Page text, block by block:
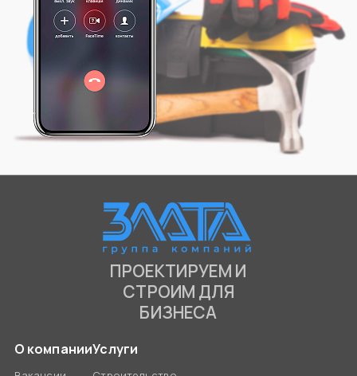
ПРОЕКТИРУЕМ И
СТРОИМ ДЛЯ
БИЗНЕСА
О компанииУслуги